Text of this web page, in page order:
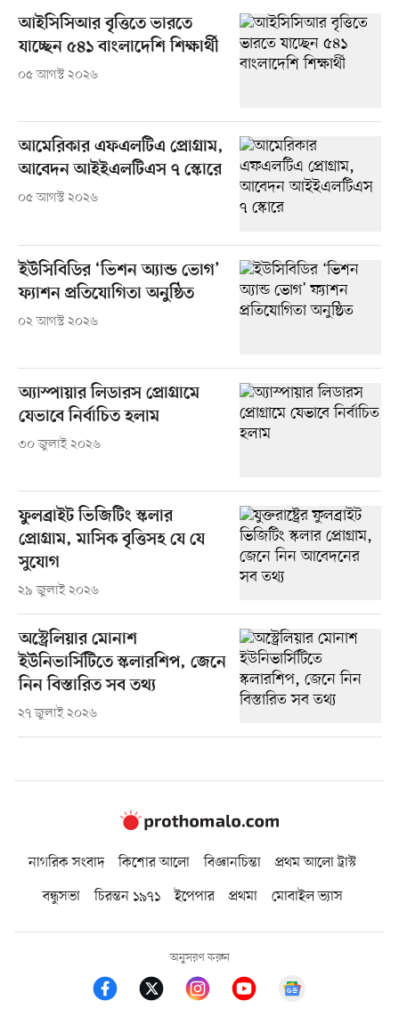
আইসিসিআর বৃত্তিতে ভারতে
যাচ্ছেন ৫৪১ বাংলাদেশি শিক্ষার্থী
০৫ আগস্ট ২০২৬
আমেরিকার এফএলটিএ প্রোগ্রাম,
আবেদন আইইএলটিএস ৭ স্কোরে
০৫ আগস্ট ২০২৬
ইউসিবিডির ‘ভিশন অ্যান্ড ভোগ’
ফ্যাশন প্রতিযোগিতা অনুষ্ঠিত
০২ আগস্ট ২০২৬
অ্যাস্পায়ার লিডারস প্রোগ্রামে
যেভাবে নির্বাচিত হলাম
৩০ জুলাই ২০২৬
ফুলব্রাইট ভিজিটিং স্কলার
প্রোগ্রাম, মাসিক বৃত্তিসহ যে যে
সুযোগ
২৯ জুলাই ২০২৬
অস্ট্রেলিয়ার মোনাশ
ইউনিভার্সিটিতে স্কলারশিপ, জেনে
নিন বিস্তারিত সব তথ্য
২৭ জুলাই ২০২৬
নাগরিক সংবাদ কিশোর আলো বিজ্ঞানচিন্তা
প্রথম আলো ট্রাস্ট
বন্ধুসভা
চিরন্তন ১৯৭১ ইপেপার প্রথমা মোবাইল ভ্যাস
অনুসরণ করুন